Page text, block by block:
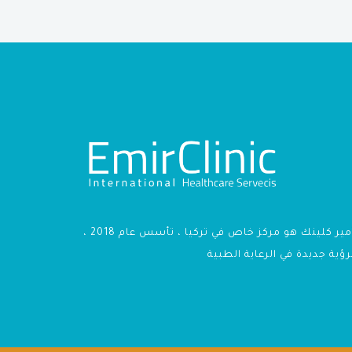
أمير كلينك هو مركز خاص في تركيا ، تأسس عام 2018 ،
جديدة في الرعاية الطبية